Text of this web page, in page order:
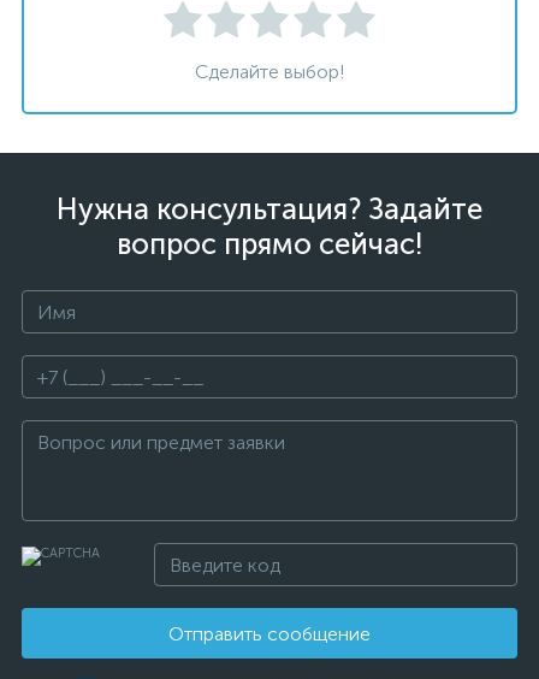
Сделайте выбор!
Нужна консультация? Задайте
вопрос прямо сейчас!
Отправить сообщение